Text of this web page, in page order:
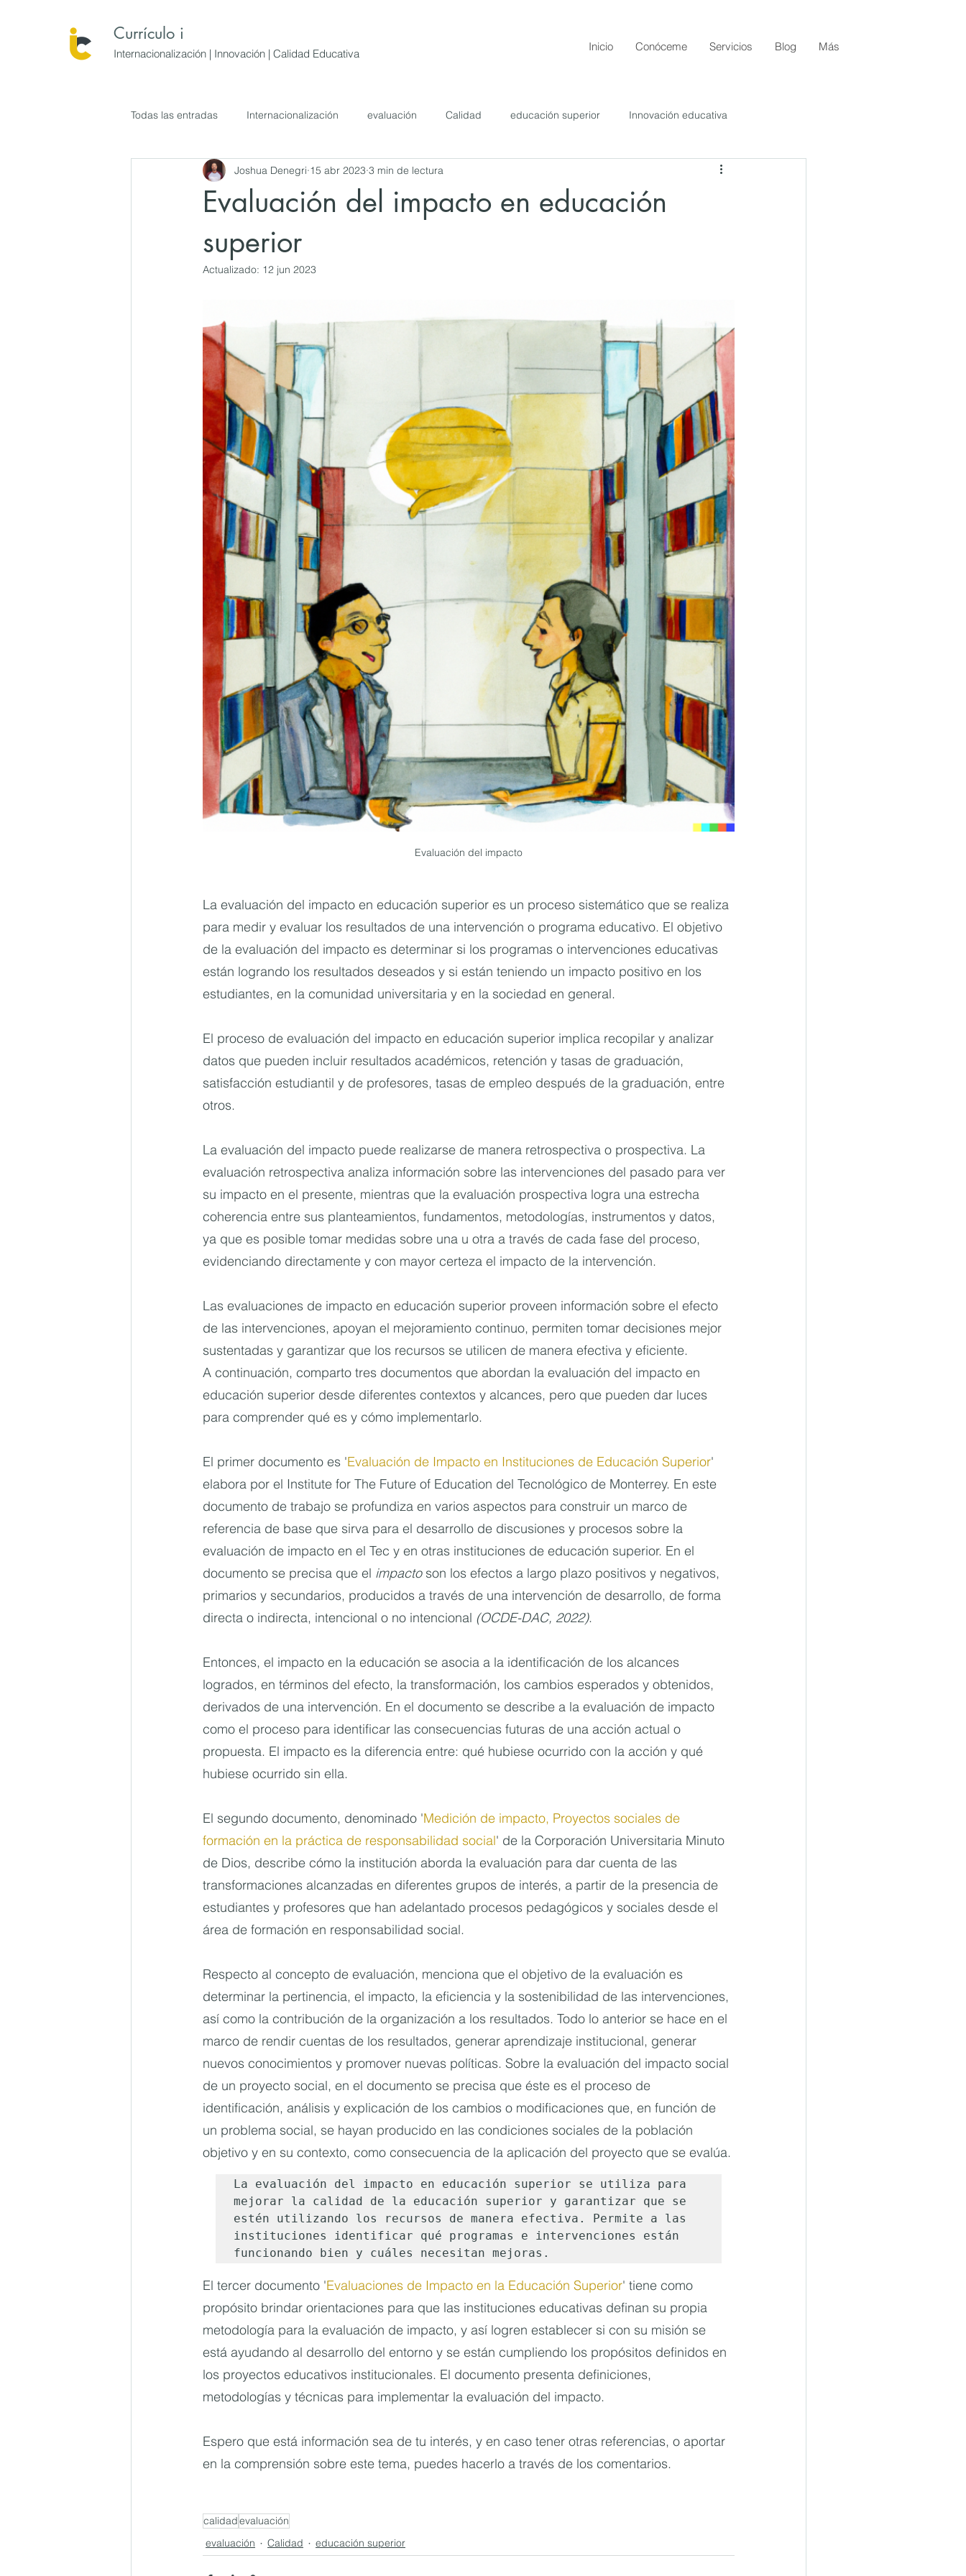
Currículo i
Internacionalización | Innovación | Calidad Educativa
Inicio Conóceme Servicios Blog Más
Todas las entradas Internacionalización evaluación Calidad educación superior Innovación educativa
Sostenibilidad competencia intercultural
Evaluación del impacto en educación
superior
Joshua Denegri 15 abr 2023 3 min de lectura
Actualizado: 12 jun 2023
Evaluación del impacto
La evaluación del impacto en educación superior es un proceso sistemático que se realiza
para medir y evaluar los resultados de una intervención o programa educativo. El objetivo
de la evaluación del impacto es determinar si los programas o intervenciones educativas
están logrando los resultados deseados y si están teniendo un impacto positivo en los
estudiantes, en la comunidad universitaria y en la sociedad en general.
El proceso de evaluación del impacto en educación superior implica recopilar y analizar
datos que pueden incluir resultados académicos, retención y tasas de graduación,
satisfacción estudiantil y de profesores, tasas de empleo después de la graduación, entre
otros.
La evaluación del impacto puede realizarse de manera retrospectiva o prospectiva. La
evaluación retrospectiva analiza información sobre las intervenciones del pasado para ver
su impacto en el presente, mientras que la evaluación prospectiva logra una estrecha
coherencia entre sus planteamientos, fundamentos, metodologías, instrumentos y datos,
ya que es posible tomar medidas sobre una u otra a través de cada fase del proceso,
evidenciando directamente y con mayor certeza el impacto de la intervención.
Las evaluaciones de impacto en educación superior proveen información sobre el efecto
de las intervenciones, apoyan el mejoramiento continuo, permiten tomar decisiones mejor
sustentadas y garantizar que los recursos se utilicen de manera efectiva y eficiente.
A continuación, comparto tres documentos que abordan la evaluación del impacto en
educación superior desde diferentes contextos y alcances, pero que pueden dar luces
para comprender qué es y cómo implementarlo.
El primer documento es 'Evaluación de Impacto en Instituciones de Educación Superior'
elabora por el Institute for The Future of Education del Tecnológico de Monterrey. En este
documento de trabajo se profundiza en varios aspectos para construir un marco de
referencia de base que sirva para el desarrollo de discusiones y procesos sobre la
evaluación de impacto en el Tec y en otras instituciones de educación superior. En el
documento se precisa que el impacto son los efectos a largo plazo positivos y negativos,
primarios y secundarios, producidos a través de una intervención de desarrollo, de forma
directa o indirecta, intencional o no intencional (OCDE-DAC, 2022).
Entonces, el impacto en la educación se asocia a la identificación de los alcances
logrados, en términos del efecto, la transformación, los cambios esperados y obtenidos,
derivados de una intervención. En el documento se describe a la evaluación de impacto
como el proceso para identificar las consecuencias futuras de una acción actual o
propuesta. El impacto es la diferencia entre: qué hubiese ocurrido con la acción y qué
hubiese ocurrido sin ella.
El segundo documento, denominado 'Medición de impacto, Proyectos sociales de
formación en la práctica de responsabilidad social' de la Corporación Universitaria Minuto
de Dios, describe cómo la institución aborda la evaluación para dar cuenta de las
transformaciones alcanzadas en diferentes grupos de interés, a partir de la presencia de
estudiantes y profesores que han adelantado procesos pedagógicos y sociales desde el
área de formación en responsabilidad social.
Respecto al concepto de evaluación, menciona que el objetivo de la evaluación es
determinar la pertinencia, el impacto, la eficiencia y la sostenibilidad de las intervenciones,
así como la contribución de la organización a los resultados. Todo lo anterior se hace en el
marco de rendir cuentas de los resultados, generar aprendizaje institucional, generar
nuevos conocimientos y promover nuevas políticas. Sobre la evaluación del impacto social
de un proyecto social, en el documento se precisa que éste es el proceso de
identificación, análisis y explicación de los cambios o modificaciones que, en función de
un problema social, se hayan producido en las condiciones sociales de la población
objetivo y en su contexto, como consecuencia de la aplicación del proyecto que se evalúa.
La evaluación del impacto en educación superior se utiliza para
mejorar la calidad de la educación superior y garantizar que se
estén utilizando los recursos de manera efectiva. Permite a las
instituciones identificar qué programas e intervenciones están
funcionando bien y cuáles necesitan mejoras.
El tercer documento 'Evaluaciones de Impacto en la Educación Superior' tiene como
propósito brindar orientaciones para que las instituciones educativas definan su propia
metodología para la evaluación de impacto, y así logren establecer si con su misión se
está ayudando al desarrollo del entorno y se están cumpliendo los propósitos definidos en
los proyectos educativos institucionales. El documento presenta definiciones,
metodologías y técnicas para implementar la evaluación del impacto.
Espero que está información sea de tu interés, y en caso tener otras referencias, o aportar
en la comprensión sobre este tema, puedes hacerlo a través de los comentarios.
calidadevaluación
evaluación
Calidad educación superior